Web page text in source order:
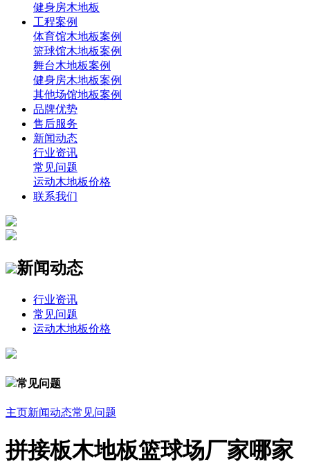
健身房木地板
工程案例
体育馆木地板案例
篮球馆木地板案例
舞台木地板案例
健身房木地板案例
其他场馆地板案例
品牌优势
售后服务
新闻动态
行业资讯
常见问题
运动木地板价格
联系我们
新闻动态
行业资讯
常见问题
运动木地板价格
常见问题
主页新闻动态常见问题
拼接板木地板篮球场厂家哪家